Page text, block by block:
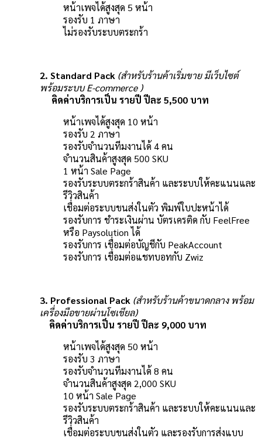
หน้าเพจได้สูงสุด 5 หน้า
รองรับ 1 ภาษา
ไม่รองรับระบบตระกร้า
2. Standard Pack (สำหรับร้านค้าเริ่มขาย มีเว็บไซต์
พร้อมระบบ E-commerce )
คิดค่าบริการเป็น รายปี ปีละ 5,500 บาท
หน้าเพจได้สูงสุด 10 หน้า
รองรับ 2 ภาษา
รองรับจำนวนทีมงานได้ 4 คน
จำนวนสินค้าสูงสุด 500 SKU
1 หน้า Sale Page
รองรับระบบตระกร้าสินค้า และระบบให้คะแนนและ
รีวิวสินค้า
เชื่อมต่อระบบขนส่งในตัว พิมพ์ใบปะหน้าได้
รองรับการ ชำระเงินผ่าน บัตรเครติด กับ FeelFree
หรือ Paysolution ได้
รองรับการ เชื่อมต่อบัญชีกับ PeakAccount
รองรับการ เชื่อมต่อแชทบอทกับ Zwiz
3. Professional Pack (สำหรับร้านค้าขนาดกลาง พร้อม
เครื่องมือขายผ่านโซเชียล)
คิดค่าบริการเป็น รายปี ปีละ 9,000 บาท
หน้าเพจได้สูงสุด 50 หน้า
รองรับ 3 ภาษา
รองรับจำนวนทีมงานได้ 8 คน
จำนวนสินค้าสูงสุด 2,000 SKU
10 หน้า Sale Page
รองรับระบบตระกร้าสินค้า และระบบให้คะแนนและ
รีวิวสินค้า
เชื่อมต่อระบบขนส่งในตัว และรองรับการส่งแบบ